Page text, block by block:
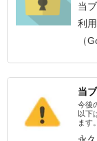
当
利
（
当
今後
以下
ます。